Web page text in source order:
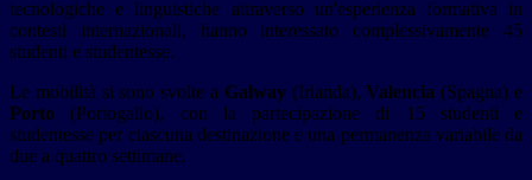
tecnologiche e linguistiche attraverso un'esperienza formativa in
contesti internazionali, hanno interessato complessivamente 45
studenti e studentesse.
Le mobilità si sono svolte a Galway(Irlanda),Valencia (Spagna) e
Porto (Portogallo), con la partecipazione di 15 studenti e
studentesse per ciascuna destinazione e una permanenza variabile da
due a quattro settimane.